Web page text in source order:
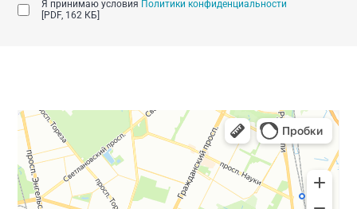
Я принимаю условия Политики конфиденциальности
[PDF, 162 КБ]